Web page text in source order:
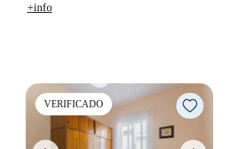
+info
VERIFICADO